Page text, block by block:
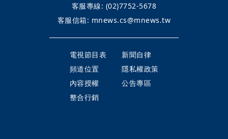
客服專線: (02)7752-5678
客服信箱: mnews.cs@mnews.tw
電視節目表
新聞自律
頻道位置
隱私權政策
內容授權
公告專區
整合行銷